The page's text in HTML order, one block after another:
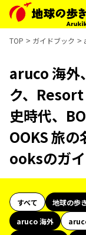
TOP ガイドブック
aruco 海外
ク、
史時代、
OOKS 旅
ooksのガ
すべて 地球の歩
aruco 海外